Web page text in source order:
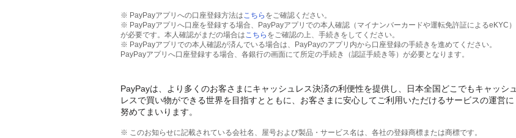
※ PayPayアプリへの口座登録方法は こちら をご確認ください。
※ PayPayアプリへ口座を登録する場合、PayPayアプリでの本人確認（マイナンバーカードや運転免許証によるeKYC）
が必要です。本人確認がまだの場合は こちら をご確認の上、手続きをしてください。
※ PayPayアプリでの本人確認が済んでいる場合は、PayPayのアプリ内から口座登録の手続きを進めてください。
PayPayアプリへ口座登録する場合、各銀行の画面にて所定の手続き（認証手続き等）が必要となります。
PayPayは、より多くのお客さまにキャッシュレス決済の利便性を提供し、日本全国どこでもキャッシュ
レスで買い物ができる世界を目指すとともに、お客さまに安心してご利用いただけるサービスの運営に
努めてまいります。
※ このお知らせに記載されている会社名、屋号および製品・サービス名は、各社の登録商標または商標です。